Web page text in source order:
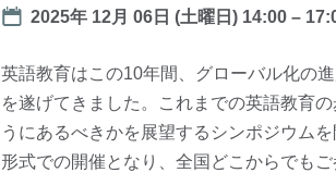
Date
2025年 12月 06日 (土曜日) 14:00 –
英語教育はこの10年間、グローバル化の
を遂げてきました。これまでの英語教育
うにあるべきかを展望するシンポジウム
形式での開催となり、全国どこからでも